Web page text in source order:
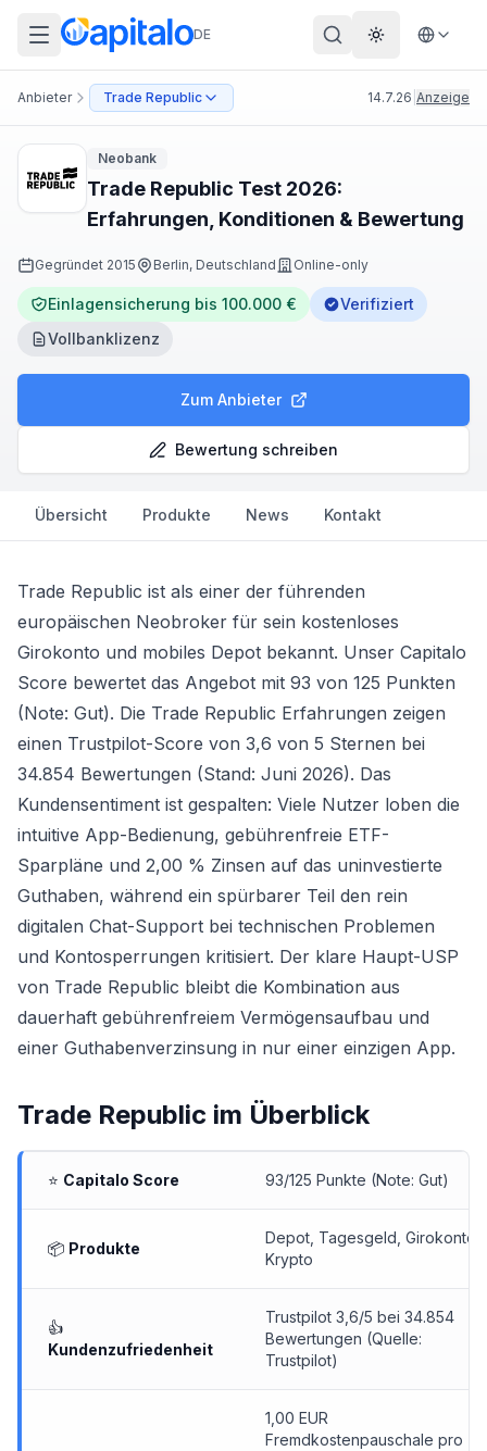
DE Theme
Anbieter Trade Republic 14.7.26 Anzeige
Neobank
Trade Republic Test 2026:
Erfahrungen, Konditionen & Bewertung
Gegründet 2015 Berlin, Deutschland Online-only
Einlagensicherung bis 100.000 €
Verifiziert
Vollbanklizenz
Zum Anbieter
Bewertung schreiben
Übersicht Produkte News Kontakt
Trade Republic ist als einer der führenden
europäischen Neobroker für sein kostenloses
Girokonto und mobiles Depot bekannt. Unser Capitalo
Score bewertet das Angebot mit 93 von 125 Punkten
(Note: Gut). Die Trade Republic Erfahrungen zeigen
einen Trustpilot-Score von 3,6 von 5 Sternen bei
34.854 Bewertungen (Stand: Juni 2026). Das
Kundensentiment ist gespalten: Viele Nutzer loben die
intuitive App-Bedienung, gebührenfreie ETF-
Sparpläne und 2,00 % Zinsen auf das uninvestierte
Guthaben, während ein spürbarer Teil den rein
digitalen Chat-Support bei technischen Problemen
und Kontosperrungen kritisiert. Der klare Haupt-USP
von Trade Republic bleibt die Kombination aus
dauerhaft gebührenfreiem Vermögensaufbau und
einer Guthabenverzinsung in nur einer einzigen App.
Trade Republic im Überblick
⭐ Capitalo Score 93/125 Punkte (Note: Gut)
📦 Produkte
Depot Tagesgeld Girokonto
Krypto
👍
Kundenzufriedenheit
Trustpilot 3,6/5 bei 34.854
Bewertungen (Quelle:
Trustpilot)
1,00 EUR
Fremdkostenpauschale pro